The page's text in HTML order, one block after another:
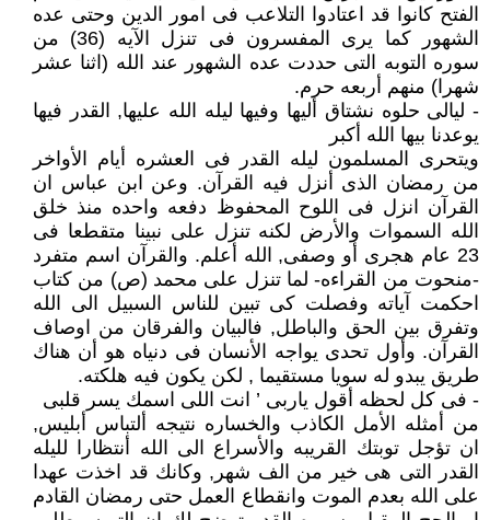
الفتح كانوا قد اعتادوا التلاعب فى امور الدين وحتى عده
الشهور كما يرى المفسرون فى تنزل الآيه (36) من
سوره التوبه التى حددت عده الشهور عند الله (اثنا عشر
شهرا) منهم أربعه حرم.
- ليالى حلوه نشتاق أليها وفيها ليله الله عليها, القدر فيها
يوعدنا بيها الله أكبر
ويتحرى المسلمون ليله القدر فى العشره أيام الأواخر
من رمضان الذى أنزل فيه القرآن. وعن ابن عباس ان
القرآن انزل فى اللوح المحفوظ دفعه واحده منذ خلق
الله السموات والأرض لكنه تنزل على نبينا متقطعا فى
23 عام هجرى أو وصفى, الله أعلم. والقرآن اسم متفرد
-منحوت من القراءه- لما تنزل على محمد (ص) من كتاب
احكمت آياته وفصلت كى تبين للناس السبيل الى الله
وتفرق بين الحق والباطل, فالبيان والفرقان من اوصاف
القرآن. وأول تحدى يواجه الأنسان فى دنياه هو أن هناك
طريق يبدو له سويا مستقيما , لكن يكون فيه هلكته.
- فى كل لحظه أقول ياربى ’ انت اللى اسمك يسر قلبى
من أمثله الأمل الكاذب والخساره نتيجه ألتباس أبليس,
ان تؤجل توبتك القريبه والأسراع الى الله أنتظارا لليله
القدر التى هى خير من الف شهر, وكانك قد اخذت عهدا
على الله بعدم الموت وانقطاع العمل حتى رمضان القادم